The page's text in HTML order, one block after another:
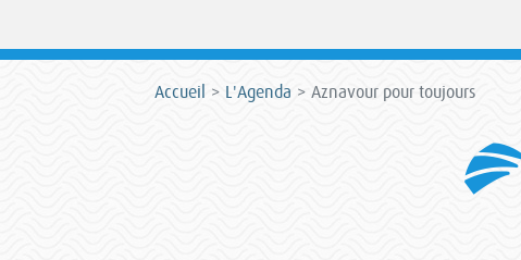
Accueil L'Agenda Aznavour pour toujours